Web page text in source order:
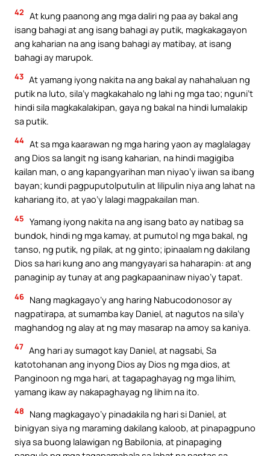
42 At kung paanong ang mga daliri ng paa ay bakal ang
isang bahagi at ang isang bahagi ay putik, magkakagayon
ang kaharian na ang isang bahagi ay matibay, at isang
bahagi ay marupok.
43 At yamang iyong nakita na ang bakal ay nahahaluan ng
putik na luto, sila’y magkakahalo ng lahi ng mga tao; nguni’t
hindi sila magkakalakipan, gaya ng bakal na hindi lumalakip
sa putik.
44 At sa mga kaarawan ng mga haring yaon ay maglalagay
ang Dios sa langit ng isang kaharian, na hindi magigiba
kailan man, o ang kapangyarihan man niyao’y iiwan sa ibang
bayan; kundi pagpuputolputulin at lilipulin niya ang lahat na
kahariang ito, at yao’y lalagi magpakailan man.
45 Yamang iyong nakita na ang isang bato ay natibag sa
bundok, hindi ng mga kamay, at pumutol ng mga bakal, ng
tanso, ng putik, ng pilak, at ng ginto; ipinaalam ng dakilang
Dios sa hari kung ano ang mangyayari sa haharapin: at ang
panaginip ay tunay at ang pagkapaaninaw niyao’y tapat.
46 Nang magkagayo’y ang haring Nabucodonosor ay
nagpatirapa, at sumamba kay Daniel, at nagutos na sila’y
maghandog ng alay at ng may masarap na amoy sa kaniya.
47 Ang hari ay sumagot kay Daniel, at nagsabi, Sa
katotohanan ang inyong Dios ay Dios ng mga dios, at
Panginoon ng mga hari, at tagapaghayag ng mga lihim,
yamang ikaw ay nakapaghayag ng lihim na ito.
48
Nang magkagayo’y pinadakila ng hari si Daniel, at
binigyan siya ng maraming dakilang kaloob, at pinapagpuno
siya sa buong lalawigan ng Babilonia, at pinapaging